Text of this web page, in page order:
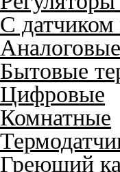
С
Аналоговые
Бытовые
Цифровые
Комнатные
Греющий